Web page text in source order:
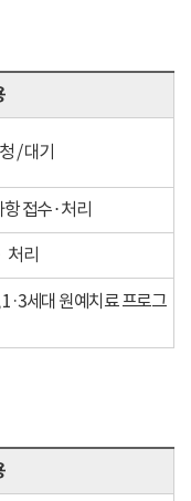
/ 대기
접수 ⋅ 처리
처리
세대 원예치료 프로그